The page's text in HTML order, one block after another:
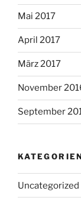
Mai 2017
April 2017
März 2017
November
September
KATEGORIEN
Uncategorized